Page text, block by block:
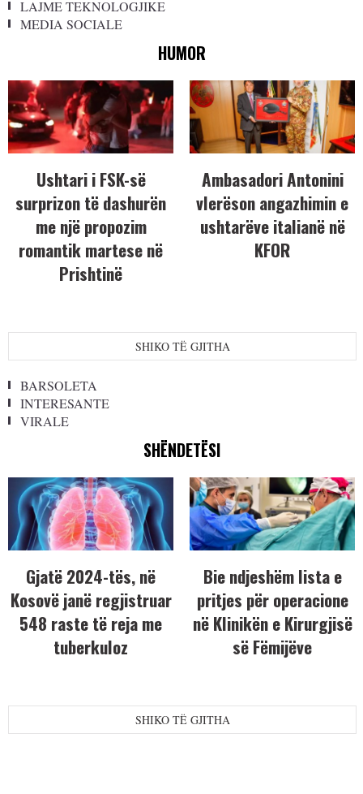
LAJME TEKNOLOGJIKE
MEDIA SOCIALE
HUMOR
Ushtari i FSK-së
surprizon të dashurën
me një propozim
romantik martese në
Prishtinë
Ambasadori Antonini
vlerëson angazhimin e
ushtarëve italianë në
KFOR
SHIKO TË GJITHA
BARSOLETA
INTERESANTE
VIRALE
SHËNDETËSI
Gjatë 2024-tës, në
Kosovë janë regjistruar
548 raste të reja me
tuberkuloz
Bie ndjeshëm lista e
pritjes për operacione
në Klinikën e Kirurgjisë
së Fëmijëve
SHIKO TË GJITHA